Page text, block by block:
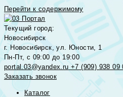
Перейти к содержимому
Текущий город:
Новосибирск
г. Новосибирск, ул. Юности, 1
Пн-Пт, с 09:00 до 19:00
portal.03@yandex.ru +7 (909) 938 09
Заказать звонок
Каталог